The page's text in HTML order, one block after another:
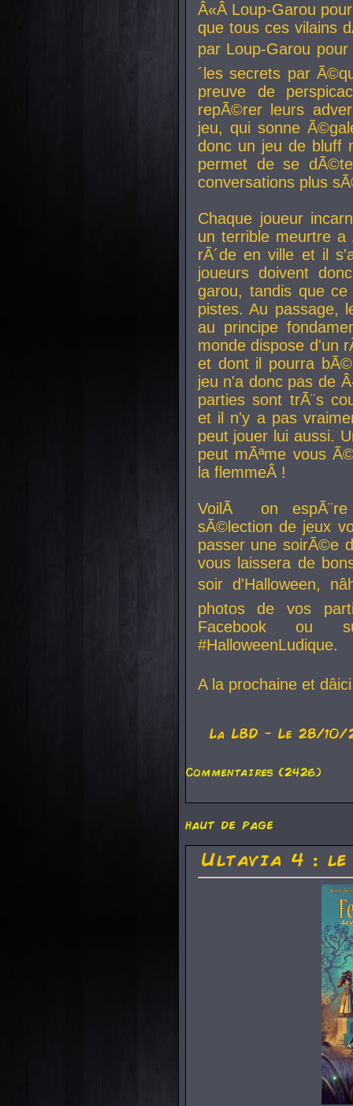
Â«Â Loup-Garou
que tous ces vilains
par Loup-Garou
´les secrets par
preuve de
repÃ©rer leurs
jeu, qui sonne
donc un jeu de bluff
permet de se
conversations plus
Chaque joueur
un terrible meurtre
rÃ´de en ville et il
joueurs doivent
garou, tandis que
pistes. Au passage,
au principe
monde dispose d'un
et dont il pourra
jeu n'a donc pas de
parties sont trÃ¨s
et il n'y a pas
peut jouer lui aussi.
peut mÃªme vous
la flemmeÂ !
VoilÃ on
sÃ©lection de jeux
passer une soirÃ©e
vous laissera de
soir d'Halloween,
photos de vos
Facebook ou
#HalloweenLudique.
A la prochaine et
La LBD - Le 28/10/
Commentaires (2426)
haut de page
Ultavia 4 :